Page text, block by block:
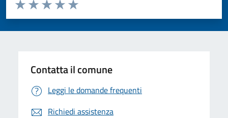
Valuta 5 stelle su 5
Valuta 4 stelle su 5
Valuta 3 stelle su 5
Valuta 2 stelle su 5
Valuta 1 stelle su 5
Contatta il comune
Leggi le domande frequenti
Richiedi assistenza